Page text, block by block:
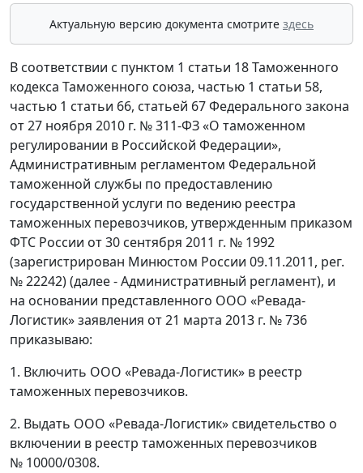
Актуальную версию документа смотрите здесь
В соответствии с пунктом 1 статьи 18 Таможенного
кодекса Таможенного союза, частью 1 статьи 58,
частью 1 статьи 66, статьей 67 Федерального закона
от 27 ноября 2010 г. № 311-ФЗ «О таможенном
регулировании в Российской Федерации»,
Административным регламентом Федеральной
таможенной службы по предоставлению
государственной услуги по ведению реестра
таможенных перевозчиков, утвержденным приказом
ФТС России от 30 сентября 2011 г. № 1992
(зарегистрирован Минюстом России 09.11.2011, рег.
№ 22242) (далее - Административный регламент), и
на основании представленного ООО «Ревада-
Логистик» заявления от 21 марта 2013 г. № 736
приказываю:
1. Включить ООО «Ревада-Логистик» в реестр
таможенных перевозчиков.
2. Выдать ООО «Ревада-Логистик» свидетельство о
включении в реестр таможенных перевозчиков
№ 10000/0308.